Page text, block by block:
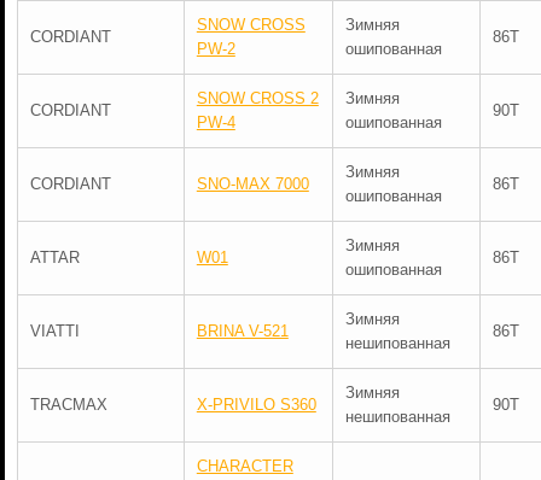
CORDIANT
SNOW CROSS
PW-2
Зимняя
ошипованная
86T
CORDIANT
SNOW CROSS 2
PW-4
Зимняя
ошипованная
90T
CORDIANT SNO-MAX 7000
Зимняя
ошипованная
86T
ATTAR W01
Зимняя
ошипованная
86T
VIATTI BRINA V-521
Зимняя
нешипованная
86T
TRACMAX X-PRIVILO S360
Зимняя
нешипованная
90T
CHARACTER